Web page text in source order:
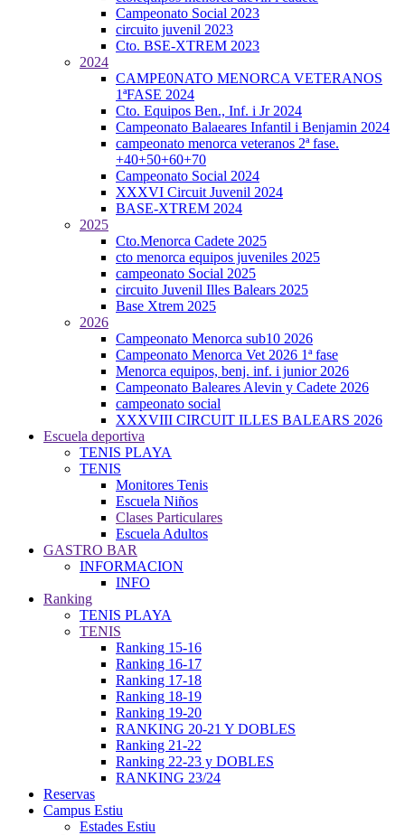
Campeonato Social 2023
circuito juvenil 2023
Cto. BSE-XTREM 2023
2024
CAMPE0NATO MENORCA VETERANOS
1ªFASE 2024
Cto. Equipos Ben., Inf. i Jr 2024
Campeonato Balaeares Infantil i Benjamin 2024
campeonato menorca veteranos 2ª fase.
+40+50+60+70
Campeonato Social 2024
XXXVI Circuit Juvenil 2024
BASE-XTREM 2024
2025
Cto.Menorca Cadete 2025
cto menorca equipos juveniles 2025
campeonato Social 2025
circuito Juvenil Illes Balears 2025
Base Xtrem 2025
2026
Campeonato Menorca sub10 2026
Campeonato Menorca Vet 2026 1ª fase
Menorca equipos, benj. inf. i junior 2026
Campeonato Baleares Alevin y Cadete 2026
campeonato social
XXXVIII CIRCUIT ILLES BALEARS 2026
Escuela deportiva
TENIS PLAYA
TENIS
Monitores Tenis
Escuela Niños
Clases Particulares
Escuela Adultos
GASTRO BAR
INFORMACION
INFO
Ranking
TENIS PLAYA
TENIS
Ranking 15-16
Ranking 16-17
Ranking 17-18
Ranking 18-19
Ranking 19-20
RANKING 20-21 Y DOBLES
Ranking 21-22
Ranking 22-23 y DOBLES
RANKING 23/24
Reservas
Campus Estiu
Estades Estiu